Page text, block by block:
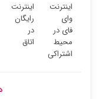
اینترنت
وای
فای در
محیط
اشتراکی
اینترنت
رایگان
در
اتاق